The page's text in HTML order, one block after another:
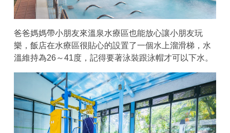
爸爸媽媽帶小朋友來溫泉水療區也能放心讓小朋友玩
樂，飯店在水療區很貼心的設置了一個水上溜滑梯，水
溫維持為26～41度，記得要著泳裝跟泳帽才可以下水。